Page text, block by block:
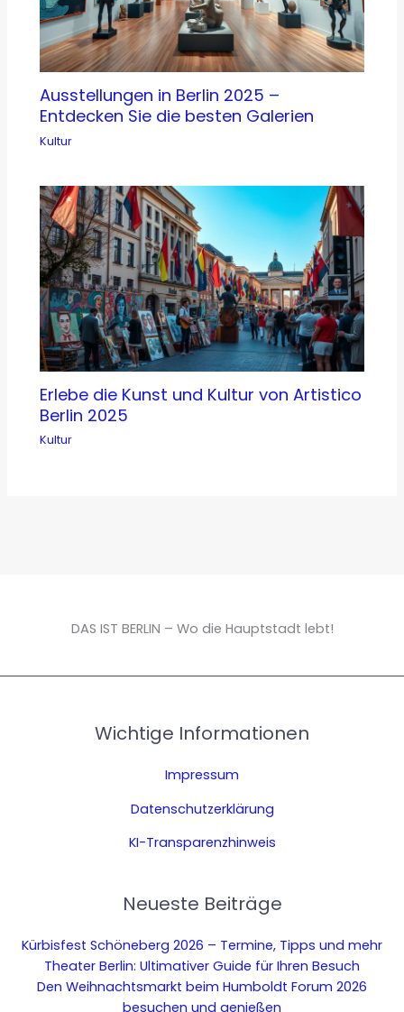
Ausstellungen in Berlin 2025 –
Entdecken Sie die besten Galerien
Kultur
Erlebe die Kunst und Kultur von Artistico
Berlin 2025
Kultur
DAS IST BERLIN – Wo die Hauptstadt lebt!
Wichtige Informationen
Impressum
Datenschutzerklärung
KI-Transparenzhinweis
Neueste Beiträge
Kürbisfest Schöneberg 2026 – Termine, Tipps und mehr
Theater Berlin: Ultimativer Guide für Ihren Besuch
Den Weihnachtsmarkt beim Humboldt Forum 2026
besuchen und genießen